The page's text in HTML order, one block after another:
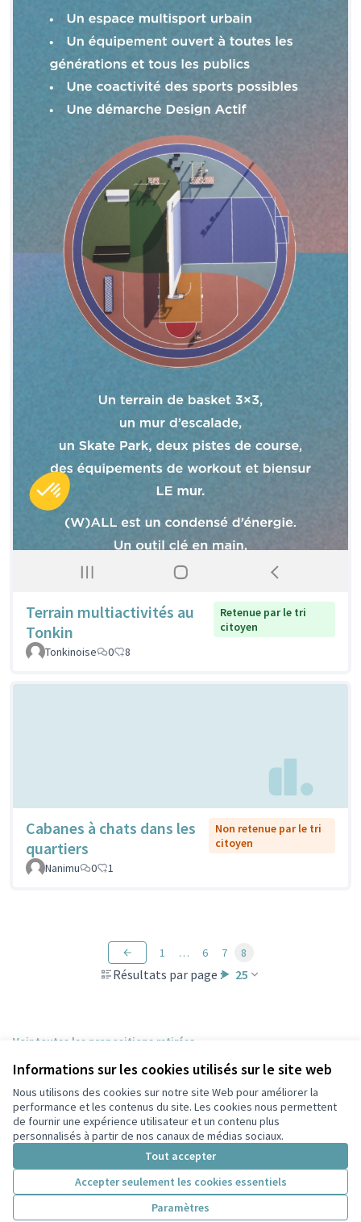
Informations sur les cookies utilisés sur le site web
Nous utilisons des cookies sur notre site Web pour améliorer la
performance et les contenus du site. Les cookies nous permettent
de fournir une expérience utilisateur et un contenu plus
personnalisés à partir de nos canaux de médias sociaux.
Tout accepter
Accepter seulement les cookies essentiels
Paramètres
Terrain multiactivités au
Tonkin
Retenue par le tri
citoyen
Tonkinoise
0 8
Cabanes à chats dans les
quartiers
Non retenue par le tri
citoyen
Nanimu
0 1
Résultats par page : 25
1 … 6 7 8
Voir toutes les propositions retirées
Conditions d'utilisation
Paramètres des cookies
Participez Villeurbanne sur X
(Lien externe)
Participez Villeurbanne sur Facebook
Participez Villeurbanne sur Instagram
Participez Villeurbanne sur YouTube
(Lien externe)
Site réalisé grâce aulogiciel libre Decidim .
Licence
(Lien